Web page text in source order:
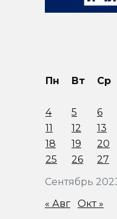
Сентябрь
Пн Вт Ср
4
5 6
11
12 13
18
19 20
25
26 27
« Авг Окт »